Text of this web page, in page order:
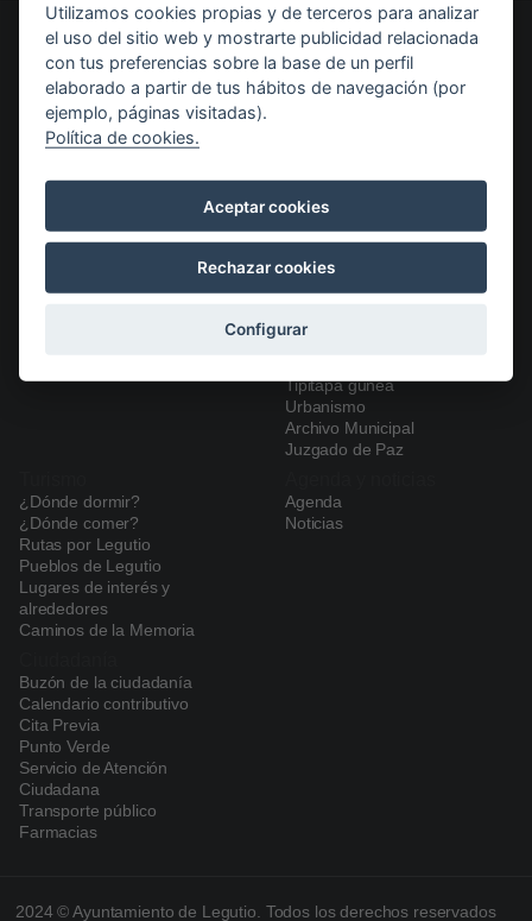
AYUNTAMIENTO DE LEGUTIO
Carmen Kalea, 10, 01170
principal
Ordenanzas y Reglamentos
PGOU: Repensemos Legutio
Transparencia
Cultura y Euskera
Deportes
Gaztegune
Igualdad
Ludoteca
Tipitapa gunea
Urbanismo
Archivo Municipal
Juzgado de Paz
¿Dónde dormir?
¿Dónde comer?
Rutas por Legutio
Pueblos de Legutio
Lugares de interés y
alrededores
Caminos de la Memoria
Agenda
Noticias
Buzón de la ciudadanía
Calendario contributivo
Cita Previa
Punto Verde
Servicio de Atención
Ciudadana
Transporte público
Farmacias
2024 © Ayuntamiento de Legutio. Todos los derechos reservados
Utilizamos cookies propias y de terceros para analizar
el uso del sitio web y mostrarte publicidad relacionada
con tus preferencias sobre la base de un perfil
elaborado a partir de tus hábitos de navegación (por
ejemplo, páginas visitadas).
Política de cookies.
Aceptar cookies
Rechazar cookies
Configurar